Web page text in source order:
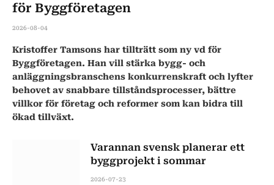
för Byggföretagen
2026-08-04
Kristoffer Tamsons har tillträtt som ny vd för
Byggföretagen. Han vill stärka bygg- och
anläggningsbranschens konkurrenskraft och lyfter
behovet av snabbare tillståndsprocesser, bättre
villkor för företag och reformer som kan bidra till
ökad tillväxt.
Varannan svensk planerar ett
byggprojekt i sommar
2026-07-23